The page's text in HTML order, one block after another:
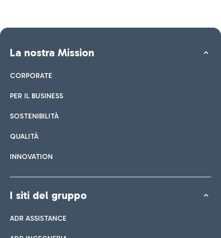
La nostra Mission
CORPORATE
PER IL BUSINESS
SOSTENIBILITÀ
QUALITÀ
INNOVATION
I siti del gruppo
ADR ASSISTANCE